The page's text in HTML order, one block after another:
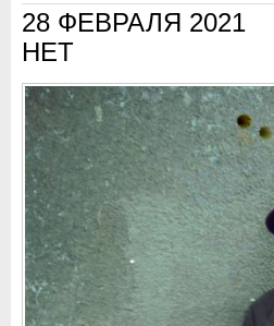
28 ФЕВРАЛЯ 2021
НЕТ